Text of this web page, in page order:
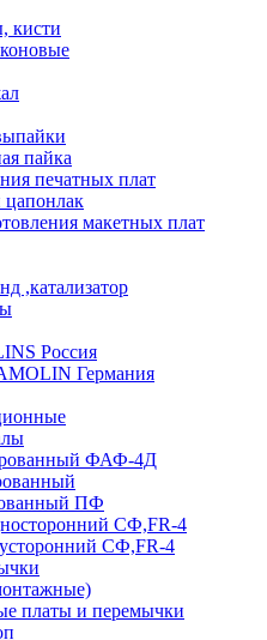
кисти
пайка
печатных плат
макетных плат
,катализатор
Россия
Германия
ФАФ-4Д
ПФ
CФ,FR-4
СФ,FR-4
платы и перемычки